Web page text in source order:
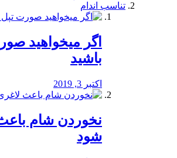
تناسب اندام
اگر میخواهید
باشید
اکتبر 3, 2019
نخوردن شام
‌شود